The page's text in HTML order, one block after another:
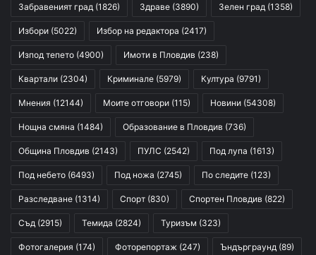
Забравеният град (1826) Здраве (3890) Зелен град (1358)
Избори (5022) Избор на редактора (2417)
Изпод тепето (4900) Имоти в Пловдив (238)
Квартали (2304) Криминале (5979) Култура (9791)
Мнения (12144) Моите отговори (115) Новини (54308)
Нощна смяна (1484) Образование в Пловдив (736)
Община Пловдив (2143) ПУЛС (2542) Под лупа (1613)
Под небето (6493) Под ножа (2745) По следите (123)
Разследване (1314) Спорт (830) Спортен Пловдив (822)
Съд (2915) Темида (2824) Туризъм (323)
Фотогалерия (174) Фоторепортаж (247) Ъндърграунд (89)